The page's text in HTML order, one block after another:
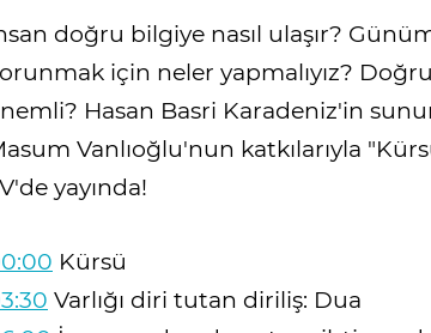
doğru bilgiye nasıl ulaşır?
için neler yapmalıyız?
Hasan Basri Karadeniz'in
Vanlıoğlu'nun katkılarıyla
yayında!
Kürsü
Varlığı diri tutan diriliş: Dua